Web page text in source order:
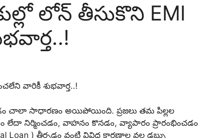
లోన్ తీసుకొని EMI
వారికీ శుభవార్త..!
చాలా సాధారణం అయిపోయింది. ప్రజలు తమ పిల్లల
లేదా నిర్మించడం, వాహనం కొనడం, వ్యాపారం ప్రారంభించడం
Loan ) తీర్చడం వంటి వివిధ కారణాల వల్ల డబ్బు